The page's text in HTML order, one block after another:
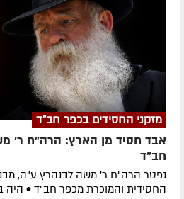
מזקני החסידים בכפר חב"ד
אבד חסיד מן הארץ: הרה"ח ר'
חב"ד
נפטר הרה"ח ר' משה לבנהרץ ע"ה,
החסידית והמוכרת מכפר חב"ד •